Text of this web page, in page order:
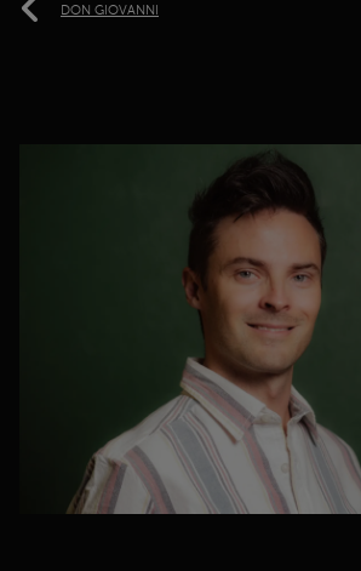
DON GIOVANNI